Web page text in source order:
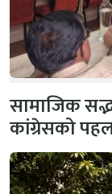
सामाजिक
कांग्रेसको